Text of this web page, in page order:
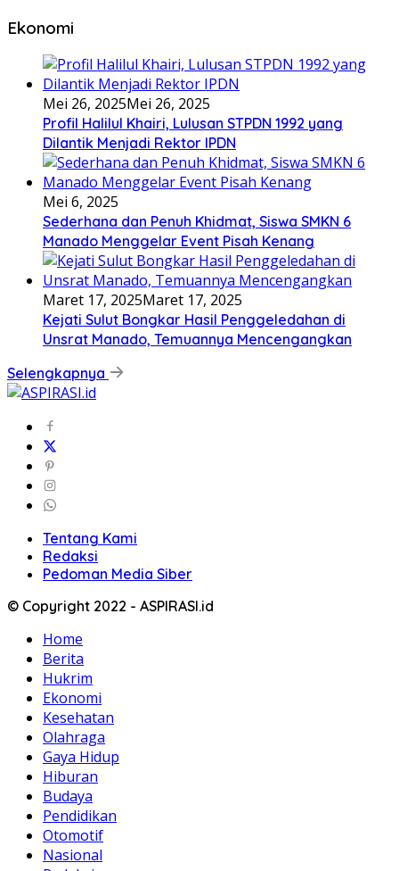
Ekonomi
Mei 26, 2025Mei 26, 2025
Profil Halilul Khairi, Lulusan STPDN 1992 yang
Dilantik Menjadi Rektor IPDN
Mei 6, 2025
Sederhana dan Penuh Khidmat, Siswa SMKN 6
Manado Menggelar Event Pisah Kenang
Maret 17, 2025Maret 17, 2025
Kejati Sulut Bongkar Hasil Penggeledahan di
Unsrat Manado, Temuannya Mencengangkan
Selengkapnya
Tentang Kami
Redaksi
Pedoman Media Siber
© Copyright 2022 - ASPIRASI.id
Home
Berita
Hukrim
Ekonomi
Kesehatan
Olahraga
Gaya Hidup
Hiburan
Budaya
Pendidikan
Otomotif
Nasional